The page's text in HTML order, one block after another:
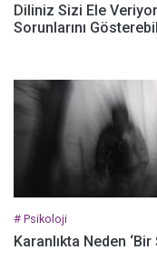
Diliniz Sizi Ele
Sorunlarını
# Psikoloji
Karanlıkta Neden